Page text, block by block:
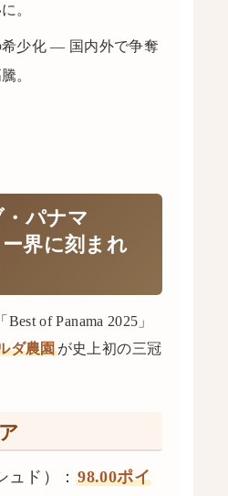
。
少化 — 国内外で争奪
。
パナマ
界に刻まれ
of Panama 2025」
ダ農園が史上初の三冠
ュド）：98.00ポイ